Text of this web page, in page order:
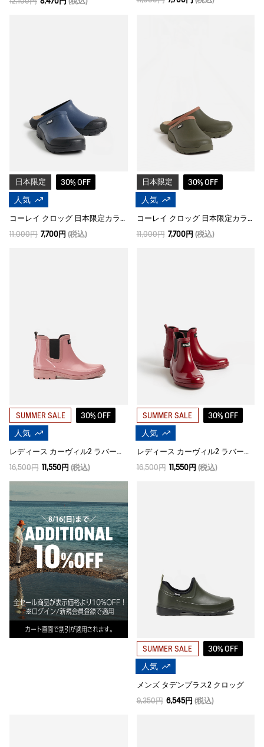
日本限定
30% OFF
人気
コーレイ クロッグ 日本限定カラー
11,000円 7,700円 (税込)
日本限定
30% OFF
人気
コーレイ クロッグ 日本限定カラー
11,000円 7,700円 (税込)
SUMMER SALE
30% OFF
人気
レディース カーヴィル2 ラバーブーツ
16,500円 11,550円 (税込)
SUMMER SALE
30% OFF
人気
レディース カーヴィル2 ラバーブーツ
16,500円 11,550円 (税込)
SUMMER SALE
30% OFF
人気
メンズ タデンプラス2 クロッグ
9,350円 6,545円 (税込)